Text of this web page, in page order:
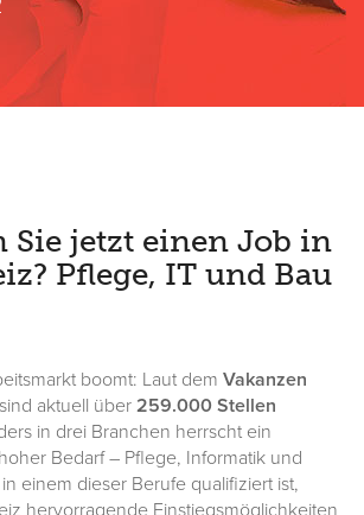
Sie jetzt einen Job in
Pflege, IT und Bau
boomt: Laut dem Vakanzen
sind aktuell über 259.000 Stellen
in drei Branchen herrscht ein
Bedarf – Pflege, Informatik und
einem dieser Berufe qualifiziert ist,
hervorragende Einstiegsmöglichkeiten